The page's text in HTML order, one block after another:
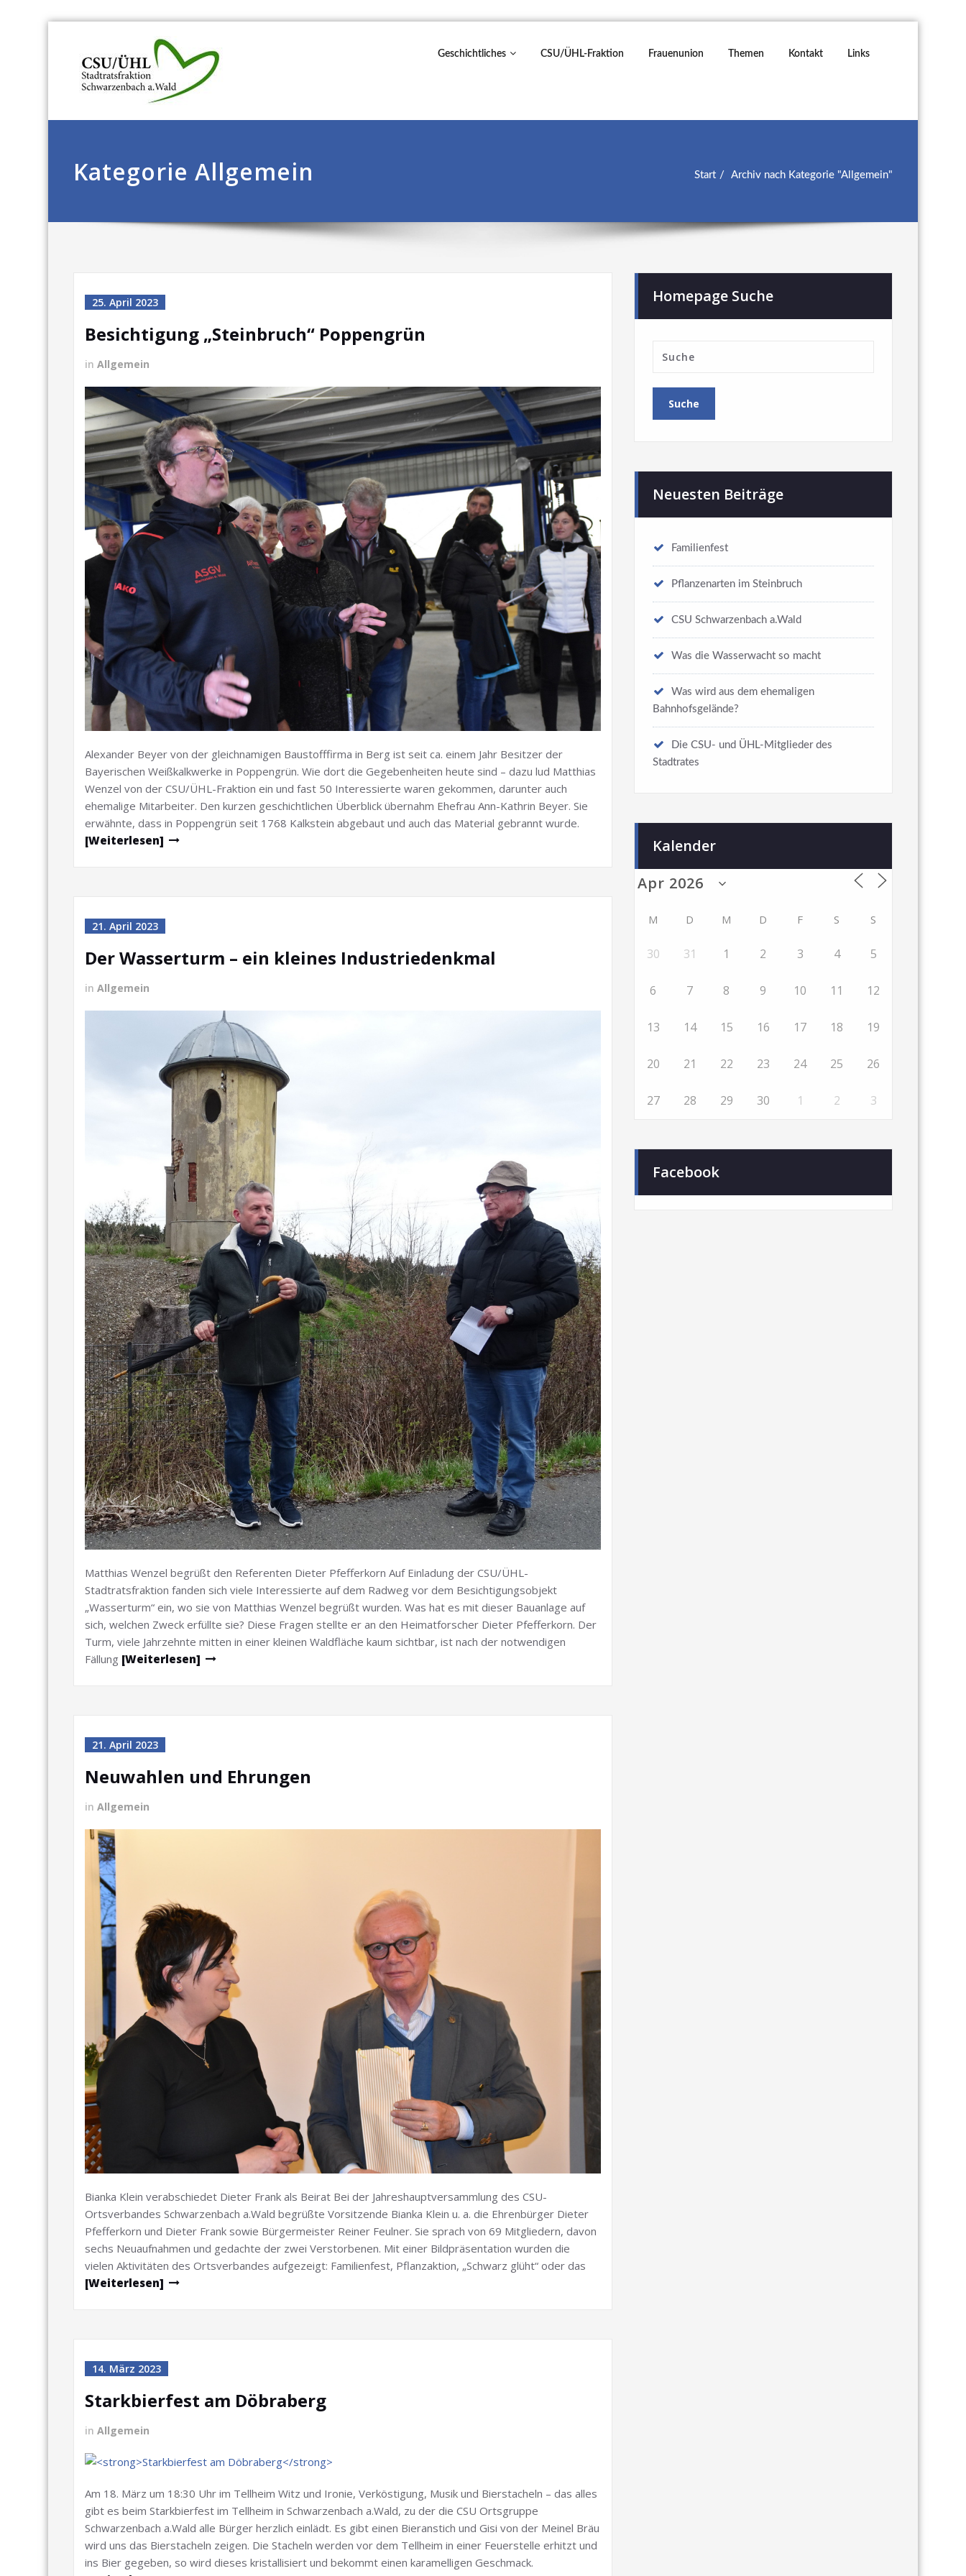
Geschichtliches CSU/ÜHL-Fraktion Frauenunion Themen Kontakt Links
Kategorie Allgemein Start Archiv nach Kategorie "Allgemein"
25. April 2023
Besichtigung „Steinbruch“ Poppengrün
in Allgemein
Alexander Beyer von der gleichnamigen Baustofffirma in Berg ist seit ca. einem Jahr Besitzer der
Bayerischen Weißkalkwerke in Poppengrün. Wie dort die Gegebenheiten heute sind – dazu lud Matthias
Wenzel von der CSU/ÜHL-Fraktion ein und fast 50 Interessierte waren gekommen, darunter auch
ehemalige Mitarbeiter. Den kurzen geschichtlichen Überblick übernahm Ehefrau Ann-Kathrin Beyer. Sie
erwähnte, dass in Poppengrün seit 1768 Kalkstein abgebaut und auch das Material gebrannt wurde.
[Weiterlesen]
21. April 2023
Der Wasserturm – ein kleines Industriedenkmal
in Allgemein
Matthias Wenzel begrüßt den Referenten Dieter Pfefferkorn Auf Einladung der CSU/ÜHL-
Stadtratsfraktion fanden sich viele Interessierte auf dem Radweg vor dem Besichtigungsobjekt
„Wasserturm“ ein, wo sie von Matthias Wenzel begrüßt wurden. Was hat es mit dieser Bauanlage auf
sich, welchen Zweck erfüllte sie? Diese Fragen stellte er an den Heimatforscher Dieter Pfefferkorn. Der
Turm, viele Jahrzehnte mitten in einer kleinen Waldfläche kaum sichtbar, ist nach der notwendigen
Fällung [Weiterlesen]
21. April 2023
Neuwahlen und Ehrungen
in Allgemein
Bianka Klein verabschiedet Dieter Frank als Beirat Bei der Jahreshauptversammlung des CSU-
Ortsverbandes Schwarzenbach a.Wald begrüßte Vorsitzende Bianka Klein u. a. die Ehrenbürger Dieter
Pfefferkorn und Dieter Frank sowie Bürgermeister Reiner Feulner. Sie sprach von 69 Mitgliedern, davon
sechs Neuaufnahmen und gedachte der zwei Verstorbenen. Mit einer Bildpräsentation wurden die
vielen Aktivitäten des Ortsverbandes aufgezeigt: Familienfest, Pflanzaktion, „Schwarz glüht“ oder das
[Weiterlesen]
14. März 2023
Starkbierfest am Döbraberg
in Allgemein
Am 18. März um 18:30 Uhr im Tellheim Witz und Ironie, Verköstigung, Musik und Bierstacheln – das alles
gibt es beim Starkbierfest im Tellheim in Schwarzenbach a.Wald, zu der die CSU Ortsgruppe
Schwarzenbach a.Wald alle Bürger herzlich einlädt. Es gibt einen Bieranstich und Gisi von der Meinel Bräu
wird uns das Bierstacheln zeigen. Die Stacheln werden vor dem Tellheim in einer Feuerstelle erhitzt und
ins Bier gegeben, so wird dieses kristallisiert und bekommt einen karamelligen Geschmack.
Homepage Suche
Neuesten Beiträge
Familienfest
Pflanzenarten im Steinbruch
CSU Schwarzenbach a.Wald
Was die Wasserwacht so macht
Was wird aus dem ehemaligen
Bahnhofsgelände?
Die CSU- und ÜHL-Mitglieder des
Stadtrates
Kalender
M D M D F S S
30 31 1 2 3 4 5
6 7 8 9 10 11 12
13 14 15 16 17 18 19
20 21 22 23 24 25 26
27 28 29 30 1 2 3
Facebook